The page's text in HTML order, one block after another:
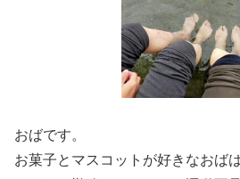
おばです。
お菓子とマスコットが好きなおば